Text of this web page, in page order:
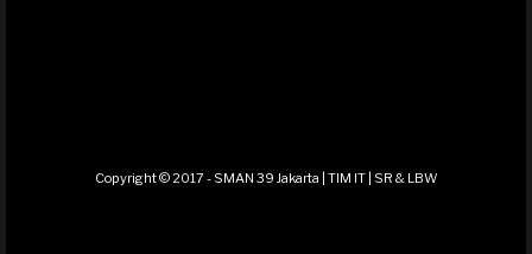
Copyright © 2017 - SMAN 39 Jakarta | TIM IT | SR & LBW